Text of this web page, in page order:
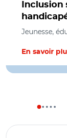
Inclusion
Jeunesse,
En savoir